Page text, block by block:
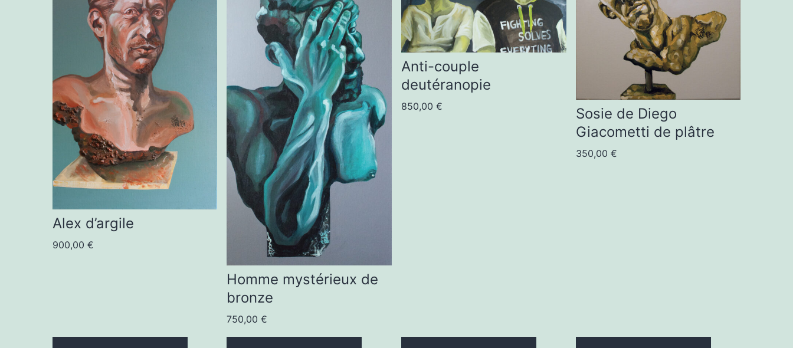
Alex d’argile
900,00 €
Homme mystérieux de
bronze
750,00€
Anti-couple
deutéranopie
850,00 €
Sosie de Diego
Giacometti de plâtre
350,00 €